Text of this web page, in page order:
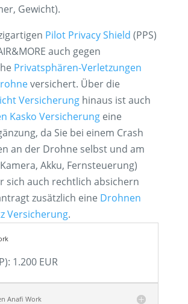
Gewicht).
Pilot Privacy Shield(PPS)
auch gegen
Privatsphären-Verletzungen
versichert. Über die
Versicherung hinaus ist auch
Kasko Versicherung eine
da Sie bei einem Crash
an der Drohne selbst und am
Akku, Fernsteuerung)
sich auch rechtlich absichern
zusätzlich eine Drohnen
Versicherung.
1.200 EUR
Anafi Work